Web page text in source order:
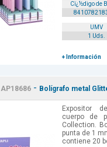
Cï¿½digo de
UMV
1 Uds.
+ Información
AP18686- Bolígrafo metal
Expositor
cuerpo de
Collection.
punta de 1
contiene 20